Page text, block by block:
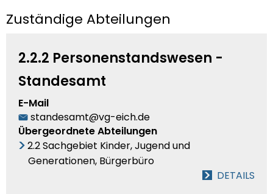
Zuständige Abteilungen
2.2.2 Personenstandswesen -
Standesamt
E-Mail
standesamt@vg-eich.de
Übergeordnete Abteilungen
2.2 Sachgebiet Kinder, Jugend und
Generationen, Bürgerbüro
DETAILS